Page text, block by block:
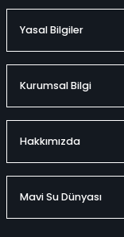
Yasal Bilgiler
Kurumsal Bilgi
Hakkımızda
Mavi Su Dünyası